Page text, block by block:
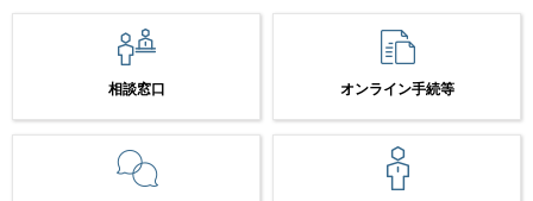
相談窓口 オンライン手続等